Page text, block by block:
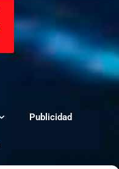
Publicidad